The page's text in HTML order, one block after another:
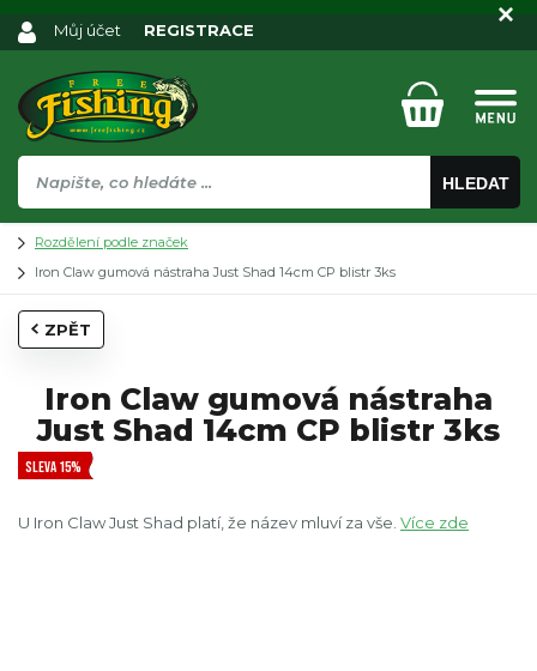
HLEDAT
Můj účet REGISTRACE
Rozdělení podle značek
Iron Claw gumová nástraha Just Shad 14cm CP blistr 3ks
ZPĚT
Iron Claw gumová nástraha
Just Shad 14cm CP blistr 3ks
SLEVA 15%
U Iron Claw Just Shad platí, že název mluví za vše. Více zde